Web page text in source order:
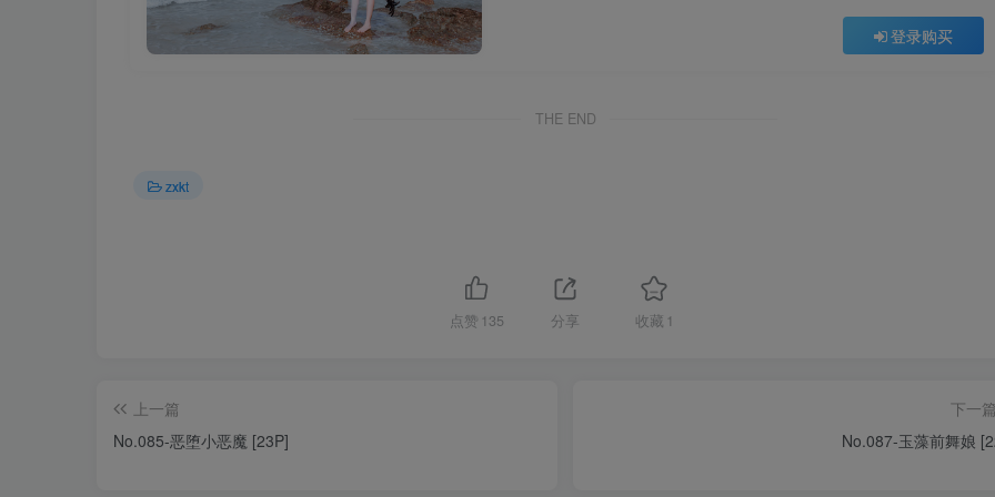
登录购买
THE END
zxkt
点赞 135 分享 收藏 1
上一篇
No.085-恶堕小恶魔 [23P]
下一篇
No.087-玉藻前舞娘